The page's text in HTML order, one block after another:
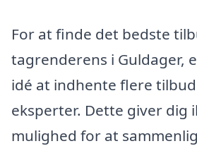
For at finde det bedste
tagrenderens i Guldager,
idé at indhente flere
eksperter. Dette giver dig
mulighed for at